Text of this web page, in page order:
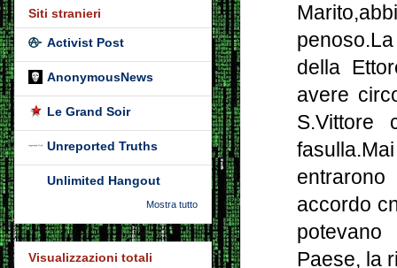
della
avere
S.Vittore
accordo
Paese, la
Siti stranieri
Activist Post
AnonymousNews
Le Grand Soir
Unreported Truths
Unlimited Hangout
Mostra tutto
Visualizzazioni totali